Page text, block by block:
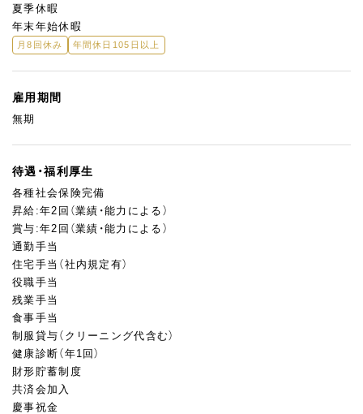
夏季休暇
年末年始休暇
月8回休み 年間休日105日以上
雇用期間
無期
待遇・福利厚生
各種社会保険完備
昇給:年2回（業績・能力による）
賞与:年2回（業績・能力による）
通勤手当
住宅手当（社内規定有）
役職手当
残業手当
食事手当
制服貸与（クリーニング代含む）
健康診断（年1回）
財形貯蓄制度
共済会加入
慶事祝金